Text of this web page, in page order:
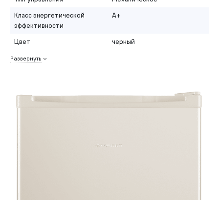
Класс энергетической
эффективности
A+
Цвет черный
Развернуть